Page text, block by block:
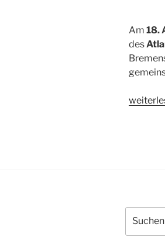
Am 18.
des
„Glanz,
Picasso
nach: